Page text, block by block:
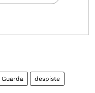
Guarda despiste